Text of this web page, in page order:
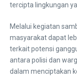
tercipta lingkungan
Melalui kegiatan
masyarakat dapat
terkait potensi
antara polisi dan
dalam menciptakan